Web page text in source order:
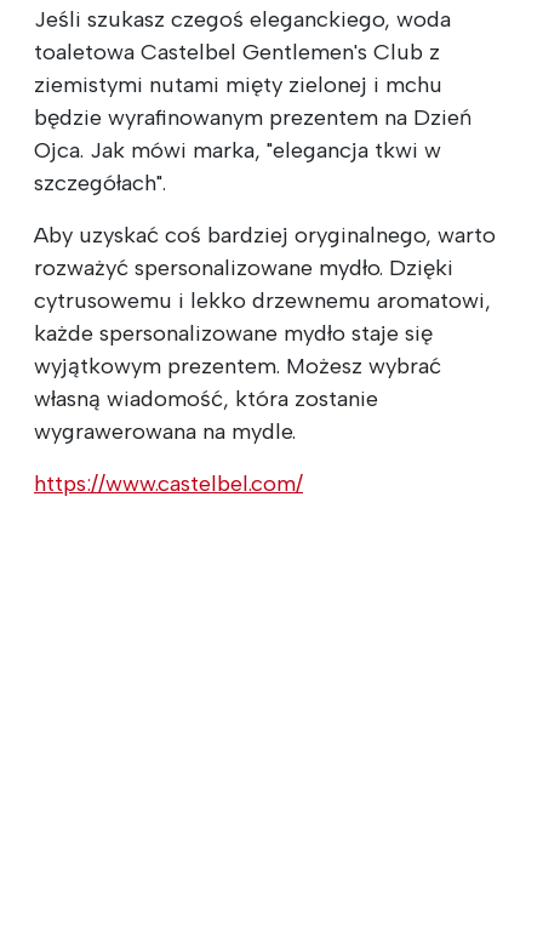
Jeśli szukasz czegoś eleganckiego, woda
toaletowa Castelbel Gentlemen's Club z
ziemistymi nutami mięty zielonej i mchu
będzie wyrafinowanym prezentem na Dzień
Ojca. Jak mówi marka, "elegancja tkwi w
szczegółach".
Aby uzyskać coś bardziej oryginalnego, warto
rozważyć spersonalizowane mydło. Dzięki
cytrusowemu i lekko drzewnemu aromatowi,
każde spersonalizowane mydło staje się
wyjątkowym prezentem. Możesz wybrać
własną wiadomość, która zostanie
wygrawerowana na mydle.
https://www.castelbel.com/